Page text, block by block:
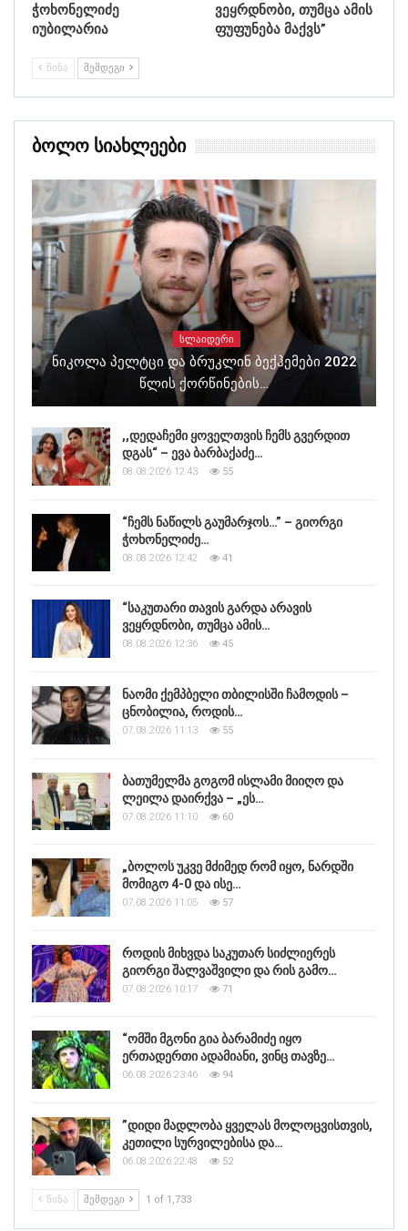
ჭოხონელიძე
იუბილარია
ვეყრდნობი, თუმცა ამის
ფუფუნება მაქვს”
ᲬᲘᲜᲐ ᲨᲔᲛᲓᲔᲒᲘ
Ბოლო Სიახლეები
ᲡᲚᲐᲘᲓᲔᲠᲘ
Ნიკოლა Პელტცი Და Ბრუკლინ Ბექჰემები 2022
Წლის Ქორწინების…
,,დედაჩემი ყოველთვის ჩემს გვერდით
დგას“ – ევა ბარბაქაძე…
08.08.2026 12:43 55
“ჩემს ნაწილს გაუმარჯოს…” – გიორგი
ჭოხონელიძე…
08.08.2026 12:42 41
“საკუთარი თავის გარდა არავის
ვეყრდნობი, თუმცა ამის…
08.08.2026 12:36 45
ნაომი ქემპბელი თბილისში ჩამოდის –
ცნობილია, როდის…
07.08.2026 11:13 55
ბათუმელმა გოგომ ისლამი მიიღო და
ლეილა დაირქვა – „ეს…
07.08.2026 11:10 60
„ბოლოს უკვე მძიმედ რომ იყო, ნარდში
მომიგო 4-0 და ისე…
07.08.2026 11:05 57
როდის მიხვდა საკუთარ სიძლიერეს
გიორგი შალვაშვილი და რის გამო…
07.08.2026 10:17 71
“ომში მგონი გია ბარამიძე იყო
ერთადერთი ადამიანი, ვინც თავზე…
06.08.2026 23:46 94
”დიდი მადლობა ყველას მოლოცვისთვის,
კეთილი სურვილებისა და…
06.08.2026 22:48 52
ᲬᲘᲜᲐ ᲨᲔᲛᲓᲔᲒᲘ 1 of 1,733